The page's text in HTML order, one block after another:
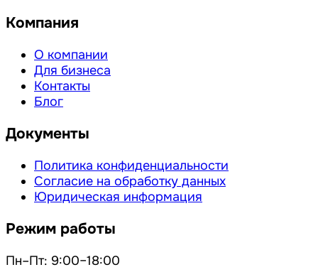
Компания
О компании
Для бизнеса
Контакты
Блог
Документы
Политика конфиденциальности
Согласие на обработку данных
Юридическая информация
Режим работы
Пн–Пт: 9:00–18:00